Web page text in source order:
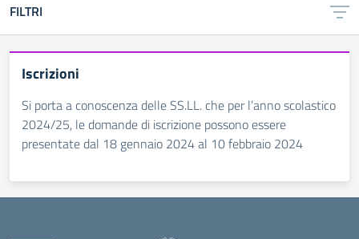
FILTRI
Iscrizioni
Si porta a conoscenza delle SS.LL. che per l’anno scolastico
2024/25, le domande di iscrizione possono essere
presentate dal 18 gennaio 2024 al 10 febbraio 2024